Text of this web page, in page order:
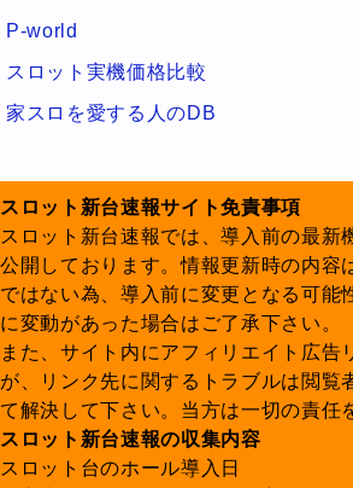
P-world
スロット実機価格比較
家スロを愛する人のDB
スロット新台速報サイト免責事項
スロット新台速報では、導入前の最新
公開しております。情報更新時の内容
ではない為、導入前に変更となる可能
に変動があった場合はご了承下さい。
また、サイト内にアフィリエイト広告
が、リンク先に関するトラブルは閲覧
て解決して下さい。当方は一切の責任
スロット新台速報の収集内容
スロット台のホール導入日